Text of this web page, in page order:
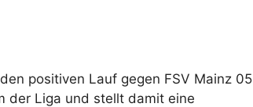
positiven Lauf gegen FSV Mainz 05
der Liga und stellt damit eine